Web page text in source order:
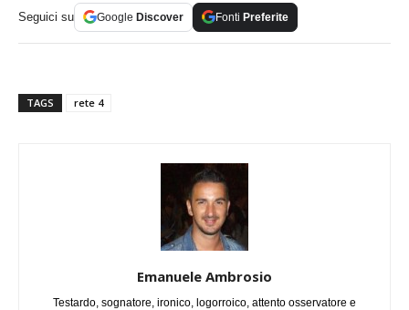
Seguici su Google Discover Fonti Preferite
TAGS rete 4
Emanuele Ambrosio
Testardo, sognatore, ironico, logorroico, attento osservatore e